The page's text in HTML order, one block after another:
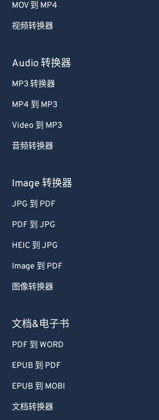
MOV 到 MP4
视频转换器
Audio 转换器
MP3 转换器
MP4 到 MP3
Video 到 MP3
音频转换器
Image 转换器
JPG 到 PDF
PDF 到 JPG
HEIC 到 JPG
Image 到 PDF
图像转换器
文档&电子书
PDF 到 WORD
EPUB 到 PDF
EPUB 到 MOBI
文档转换器